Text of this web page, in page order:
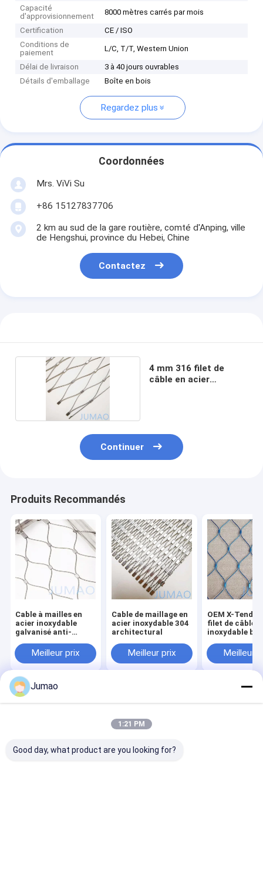
Capacité
d'approvisionnement
8000 mètres carrés par mois
Certification
CE / ISO
Conditions de
paiement
L/C, T/T, Western Union
Délai de livraison
3 à 40 jours ouvrables
Détails d'emballage
Boîte en bois
Regardez plus
Coordonnées
Mrs. ViVi Su
+86 15127837706
2 km au sud de la gare routière, comté d'Anping, ville
de Hengshui, province du Hebei, Chine
Contactez
4 mm 316 filet de
câble en acier
Continuer
Produits Recommandés
Cable à mailles en
acier inoxydable
galvanisé anti-
bâtiments
Meilleur prix
Cable de maillage en
acier inoxydable 304
architectural
Meilleur prix
OEM X-Tend
filet de câble
inoxydable
Meilleur
nous
nous
Site
Politique de confidentialité
Rights Reserved.
Jumao
1:21 PM
Good day, what product are you looking for?